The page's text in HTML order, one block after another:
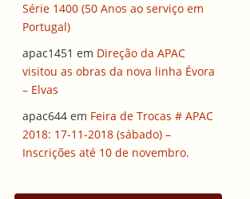
Série 1400 (50 Anos ao serviço em
Portugal)
apac1451 em Direção da APAC
visitou as obras da nova linha Évora
– Elvas
apac644 em Feira de Trocas # APAC
2018: 17-11-2018 (sábado) –
Inscrições até 10 de novembro.